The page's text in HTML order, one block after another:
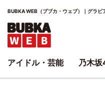
BUBKA WEB（ブブカ・ウェブ）｜グラビ
アイドル・芸能 乃木